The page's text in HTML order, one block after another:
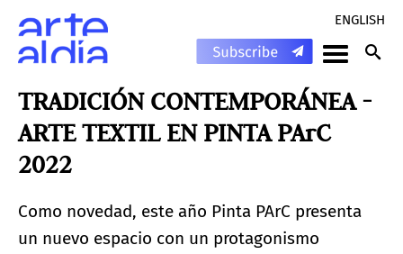
ENGLISH
TRADICIÓN CONTEMPORÁNEA -
ARTE TEXTIL EN PINTA PArC
2022
Como novedad, este año Pinta PArC presenta
un nuevo espacio con un protagonismo